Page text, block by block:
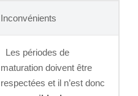
Inconvénients
Les périodes de
maturation doivent être
respectées et il n’est donc